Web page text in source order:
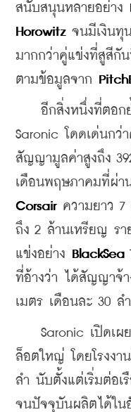
สนับสนุนหลายอย่าง
Horowitz จนมีเงินทุน
มากกว่าคู่แข่งที่สูสีกั
ตามข้อมูลจาก
อีกสิ่งหนึ่งที่ตอกย้ำ
Saronic โดดเด่นกว่
สัญญามูลค่าสูงถึง
Corsair ความยาว 7
ถึง 2 ล้านเหรียญ ร
แข่งอย่าง BlackSea
ที่อ้างว่า ได้สัญญาจ้า
เมตร เดือนละ 30 ล
Saronic เปิดเผย
ล็อตใหญ่ โดยโรงงา
ลำ นับตั้งแต่เริ่มต่อเ
จนปัจจุบันผลิตได้ใน